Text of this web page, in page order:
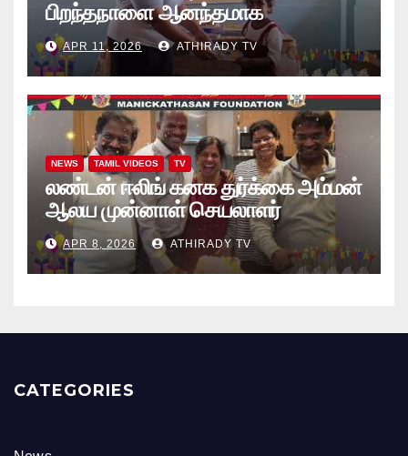
பிறந்தநாளை ஆனந்தமாக
கொண்டாடினார்கள் தாயக உறவுகள்..
(வீடியோ)
APR 11, 2026 ATHIRADY TV
NEWS TAMIL VIDEOS TV
லண்டன் ஈலிங் கனக துர்க்கை அம்மன்
ஆலய முன்னாள் செயலாளர்
புங்குடுதீவு கண்ணன் பிறந்தநாள்
நிகழ்வு
APR 8, 2026 ATHIRADY TV
CATEGORIES